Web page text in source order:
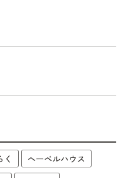
く
へーベルハウス